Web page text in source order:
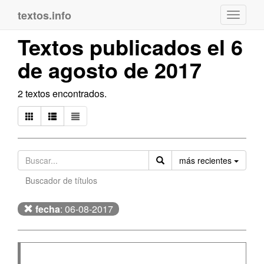
textos.info
Textos publicados el 6
de agosto de 2017
2 textos encontrados.
más recientes
Buscador de títulos
fecha: 06-08-2017